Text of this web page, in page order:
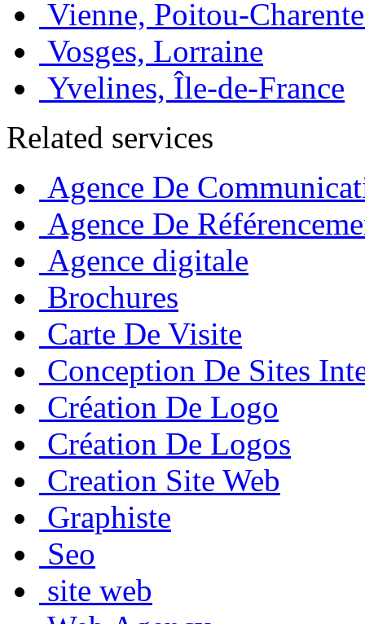
Vienne, Poitou-
Vosges, Lorraine
Yvelines, Île-de-France
Related services
Agence De
Agence De
Agence digitale
Brochures
Carte De Visite
Conception De Sites
Création De Logo
Création De Logos
Creation Site Web
Graphiste
Seo
site web